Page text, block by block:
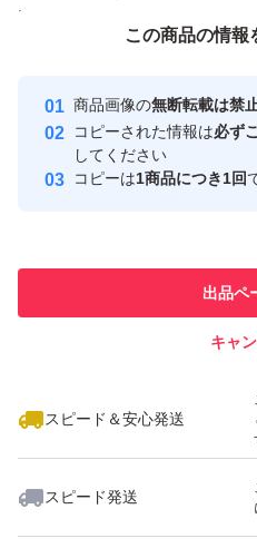
安心取引出品者
取引実績
取引実績◯+
スピード&安心発送
※このバッジは実績に基づく表示であ
スピード＆安心発送
スピード発送
この商品の情報
商品画像の無断転載は禁
コピーされた情報は必ず
してください
コピーは1商品につき1回
出品ペ
キャ
この商品をみている人にオス